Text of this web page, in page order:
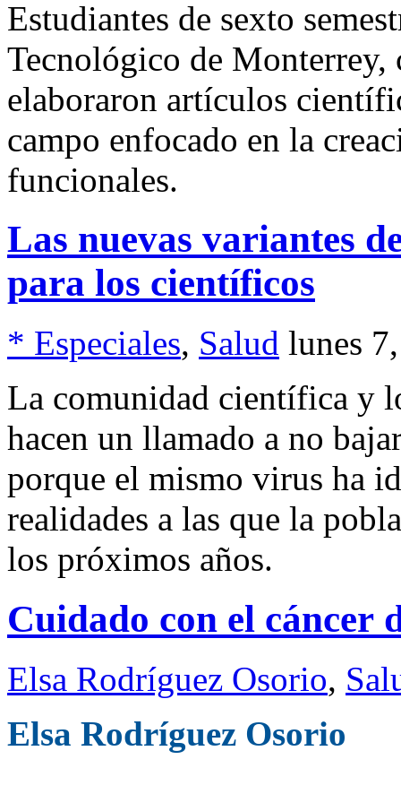
Estudiantes de sexto
Tecnológico de
elaboraron artículos
campo enfocado en la
funcionales.
Las nuevas variantes
para los científicos
* Especiales, Salud lunes
La comunidad científica y
hacen un llamado a no
porque el mismo virus ha
realidades a las que la
los próximos años.
Cuidado con el cáncer
Elsa Rodríguez Osorio,
Elsa Rodríguez Osorio